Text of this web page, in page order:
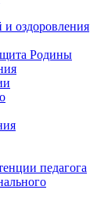
и оздоровления
Родины
педагога